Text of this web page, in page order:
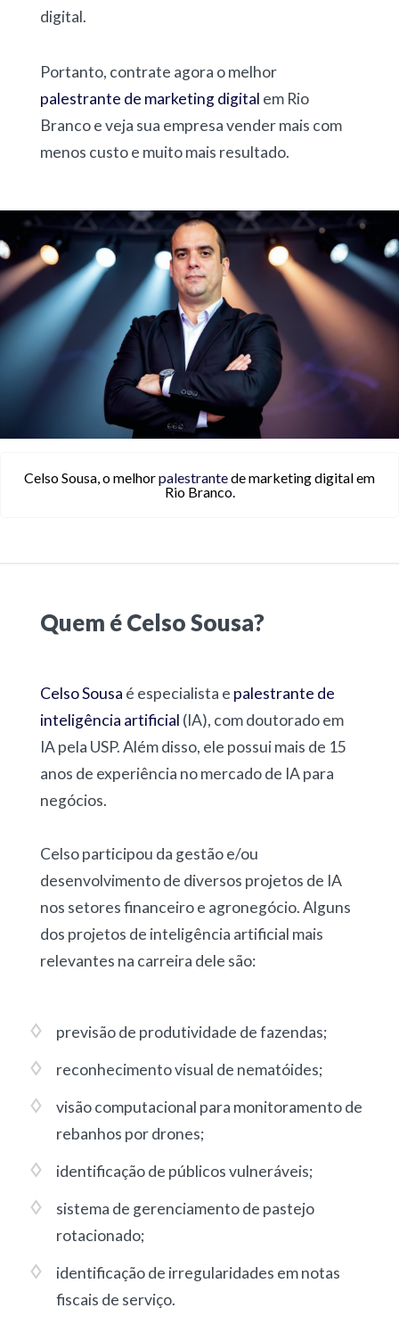
digital.
Portanto, contrate agora o melhor
palestrante de marketing digital em Rio
Branco e veja sua empresa vender mais com
menos custo e muito mais resultado.
Celso Sousa, o melhorpalestrantede marketing digital em
Rio Branco.
Quem é Celso Sousa?
Celso Sousa é especialista e palestrante de
inteligência artificial (IA), com doutorado em
IA pela USP. Além disso, ele possui mais de 15
anos de experiência no mercado de IA para
negócios.
Celso participou da gestão e/ou
desenvolvimento de diversos projetos de IA
nos setores financeiro e agronegócio. Alguns
dos projetos de inteligência artificial mais
relevantes na carreira dele são:
previsão de produtividade de fazendas;
reconhecimento visual de nematóides;
visão computacional para monitoramento de
rebanhos por drones;
identificação de públicos vulneráveis;
sistema de gerenciamento de pastejo
rotacionado;
identificação de irregularidades em notas
fiscais de serviço.